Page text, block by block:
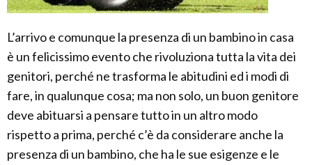
L’arrivo e comunque la presenza di un bambino in casa
è un felicissimo evento che rivoluziona tutta la vita dei
genitori, perché ne trasforma le abitudini ed i modi di
fare, in qualunque cosa; ma non solo, un buon genitore
deve abituarsi a pensare tutto in un altro modo
rispetto a prima, perché c’è da considerare anche la
presenza di un bambino, che ha le sue esigenze e le